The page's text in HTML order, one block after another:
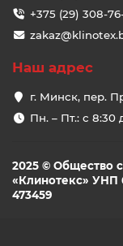
+375 (29) 308-
Наш адрес
г. Минск, пер.
Пн. – Пт.: с 8:30
2025 © Общество
«Клинотекс» УНП
473459